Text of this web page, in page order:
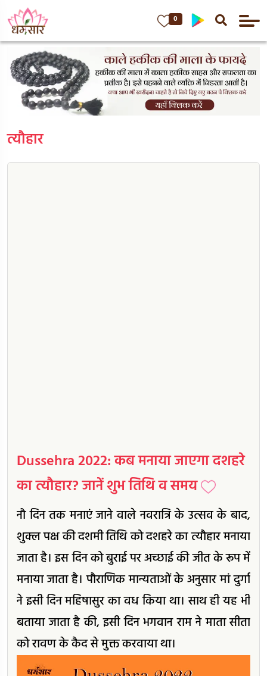
0
त्यौहार
Dussehra 2022: कब मनाया जाएगा दशहरे
का त्यौहार? जानें शुभ तिथि व समय
नौ दिन तक मनाएं जाने वाले नवरात्रि के उत्सव के बाद,
शुक्ल पक्ष की दशमी तिथि को दशहरे का त्यौहार मनाया
जाता है। इस दिन को बुराई पर अच्छाई की जीत के रूप में
मनाया जाता है। पौराणिक मान्यताओं के अनुसार मां दुर्गा
ने इसी दिन महिषासुर का वध किया था। साथ ही यह भी
बताया जाता है की, इसी दिन भगवान राम ने माता सीता
को रावण के कैद से मुक्त करवाया था।